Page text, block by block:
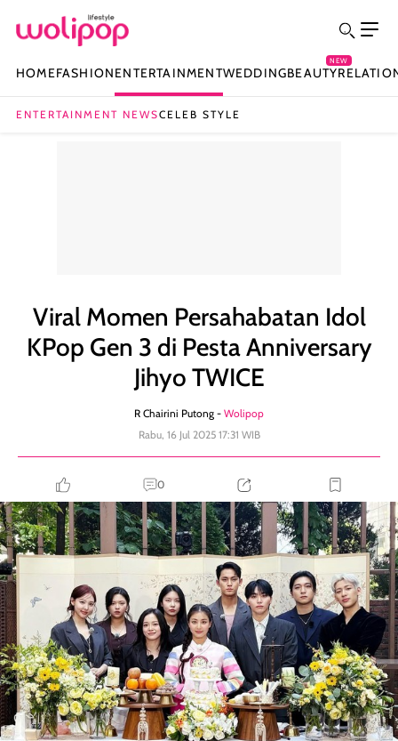
HOMEFASHIONENTERTAINMENTWEDDINGBEAUTY
NEW
ENTERTAINMENT NEWSCELEB STYLE
Viral Momen Persahabatan Idol
KPop Gen 3 di Pesta Anniversary
Jihyo TWICE
R Chairini Putong - Wolipop
Rabu, 16 Jul 2025 17:31 WIB
0